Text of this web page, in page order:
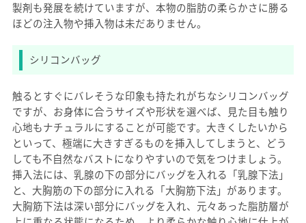
製剤も発展を続けていますが、本物の脂肪の柔らかさに勝る
ほどの注入物や挿入物は未だありません。
シリコンバッグ
触るとすぐにバレそうな印象も持たれがちなシリコンバッグ
ですが、お身体に合うサイズや形状を選べば、見た目も触り
心地もナチュラルにすることが可能です。大きくしたいから
といって、極端に大きすぎるものを挿入してしまうと、どう
しても不自然なバストになりやすいので気をつけましょう。
挿入法には、乳腺の下の部分にバッグを入れる「乳腺下法」
と、大胸筋の下の部分に入れる「大胸筋下法」があります。
大胸筋下法は深い部分にバッグを入れ、元々あった脂肪層が